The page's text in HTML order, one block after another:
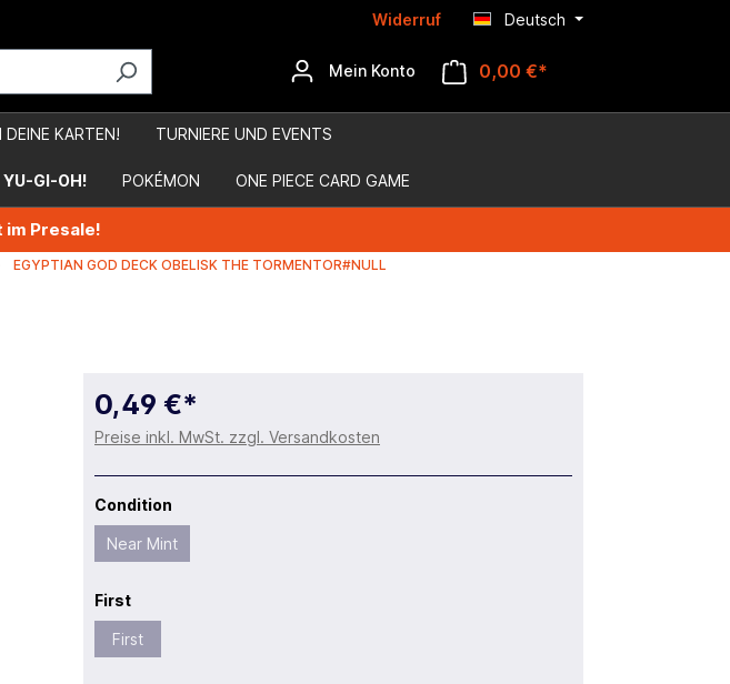
Widerruf Deutsch
Mein Konto 0,00 €*
DEINE KARTEN! TURNIERE UND EVENTS
YU-GI-OH! POKÉMON ONE PIECE CARD GAME
Presale!
EGYPTIAN GOD DECK OBELISK THE TORMENTOR#NULL
0,49 €*
Preise inkl. MwSt. zzgl. Versandkosten
Condition
Near Mint
First
First